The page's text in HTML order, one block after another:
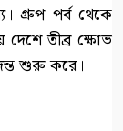
গ্রুপ পর্ব থেকে
তীব্র ক্ষোভ
শুরু করে।